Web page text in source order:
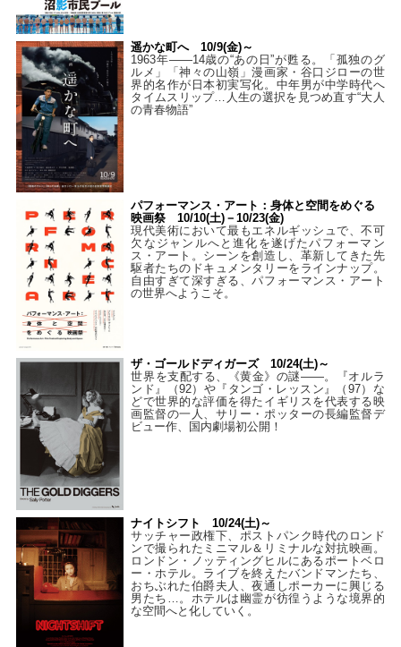
遥かな町へ 10/9(金)～
1963年――14歳の“あの日”が甦る。「孤独のグ
ルメ」「神々の山嶺」漫画家・谷口ジローの世
界的名作が日本初実写化。中年男が中学時代へ
タイムスリップ…人生の選択を見つめ直す“大人
の青春物語”
パフォーマンス・アート：身体と空間をめぐる
映画祭 10/10(土)－10/23(金)
現代美術において最もエネルギッシュで、不可
欠なジャンルへと進化を遂げたパフォーマン
ス・アート。シーンを創造し、革新してきた先
駆者たちのドキュメンタリーをラインナップ。
自由すぎて深すぎる、パフォーマンス・アート
の世界へようこそ。
ザ・ゴールドディガーズ 10/24(土)～
世界を支配する、《黄金》の謎――。『オルラ
ンド』（92）や『タンゴ・レッスン』（97）な
どで世界的な評価を得たイギリスを代表する映
画監督の一人、サリー・ポッターの長編監督デ
ビュー作、国内劇場初公開！
ナイトシフト 10/24(土)～
サッチャー政権下、ポストパンク時代のロンド
ンで撮られたミニマル＆リミナルな対抗映画。
ロンドン・ノッティングヒルにあるポートベロ
ー・ホテル。ライブを終えたバンドマンたち、
おちぶれた伯爵夫人、夜通しポーカーに興じる
男たち…。ホテルは幽霊が彷徨うような境界的
な空間へと化していく。